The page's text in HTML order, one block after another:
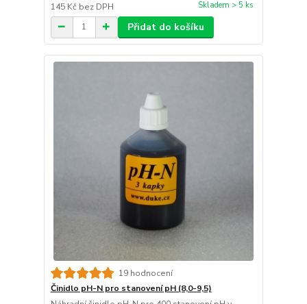
145 Kč bez DPH Skladem > 5 ks
Přidat do košíku
19 hodnocení
Činidlo pH-N pro stanovení pH (8,0-9,5)